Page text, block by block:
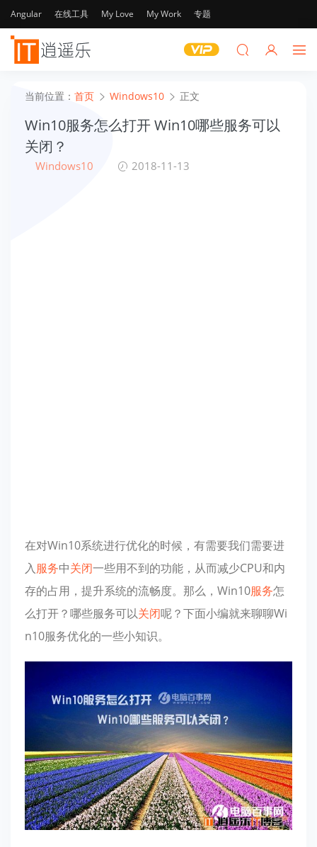
Angular 在线工具 My Love My Work 专题
当前位置： 首页 Windows10 正文
Win10服务怎么打开 Win10哪些服务可以
关闭？
Windows10 2018-11-13
在对Win10系统进行优化的时候，有需要我们需要进
入服务中关闭一些用不到的功能，从而减少CPU和内
存的占用，提升系统的流畅度。那么，Win10服务怎
么打开？哪些服务可以关闭呢？下面小编就来聊聊Wi
n10服务优化的一些小知识。